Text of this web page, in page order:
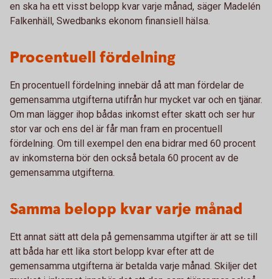
en ska ha ett visst belopp kvar varje månad, säger Madelén
Falkenhäll, Swedbanks ekonom finansiell hälsa.
Procentuell fördelning
En procentuell fördelning innebär då att man fördelar de
gemensamma utgifterna utifrån hur mycket var och en tjänar.
Om man lägger ihop bådas inkomst efter skatt och ser hur
stor var och ens del är får man fram en procentuell
fördelning. Om till exempel den ena bidrar med 60 procent
av inkomsterna bör den också betala 60 procent av de
gemensamma utgifterna.
Samma belopp kvar varje månad
Ett annat sätt att dela på gemensamma utgifter är att se till
att båda har ett lika stort belopp kvar efter att de
gemensamma utgifterna är betalda varje månad. Skiljer det